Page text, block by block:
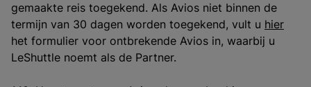
gemaakte reis toegekend. Als Avios niet binnen de
termijn van 30 dagen worden toegekend, vult u hier
het formulier voor ontbrekende Avios in, waarbij u
LeShuttle noemt als de Partner.